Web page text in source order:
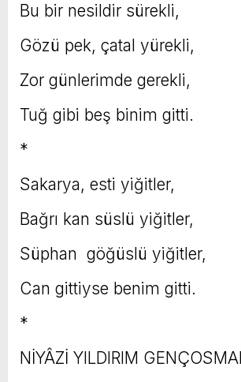
Bu bir nesildir sürekli,
Gözü pek, çatal yürekli,
Zor günlerimde gerekli,
Tuğ gibi beş binim gitti.
*
Sakarya, esti yiğitler,
Bağrı kan süslü yiğitler,
Süphan göğüslü yiğitler,
Can gittiyse benim gitti.
*
NİYÂZİ YILDIRIM